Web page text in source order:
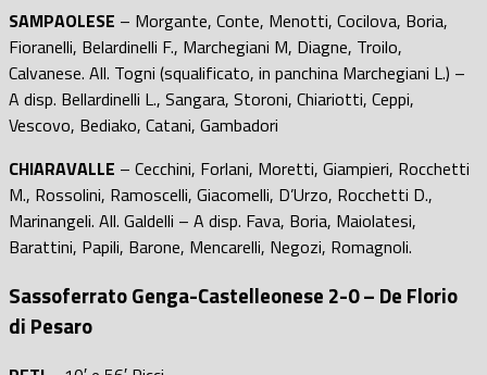
SAMPAOLESE – Morgante, Conte, Menotti, Cocilova, Boria,
Fioranelli, Belardinelli F., Marchegiani M, Diagne, Troilo,
Calvanese. All. Togni (squalificato, in panchina Marchegiani L.) –
A disp. Bellardinelli L., Sangara, Storoni, Chiariotti, Ceppi,
Vescovo, Bediako, Catani, Gambadori
CHIARAVALLE – Cecchini, Forlani, Moretti, Giampieri, Rocchetti
M., Rossolini, Ramoscelli, Giacomelli, D’Urzo, Rocchetti D.,
Marinangeli. All. Galdelli – A disp. Fava, Boria, Maiolatesi,
Barattini, Papili, Barone, Mencarelli, Negozi, Romagnoli.
Sassoferrato Genga-Castelleonese 2-0 – De Florio
di Pesaro